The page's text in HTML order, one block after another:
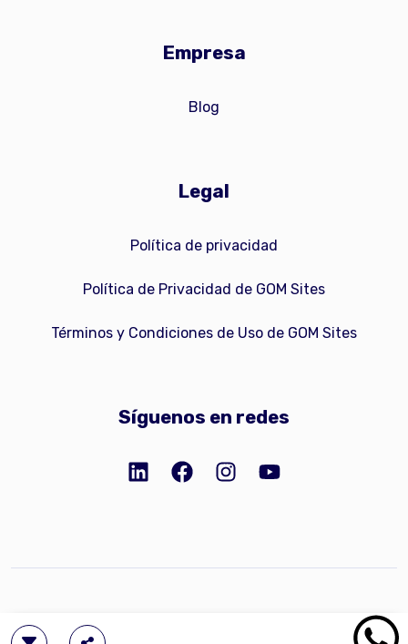
Empresa
Blog
Legal
Política de privacidad
Política de Privacidad de GOM Sites
Términos y Condiciones de Uso de GOM Sites
Síguenos en redes